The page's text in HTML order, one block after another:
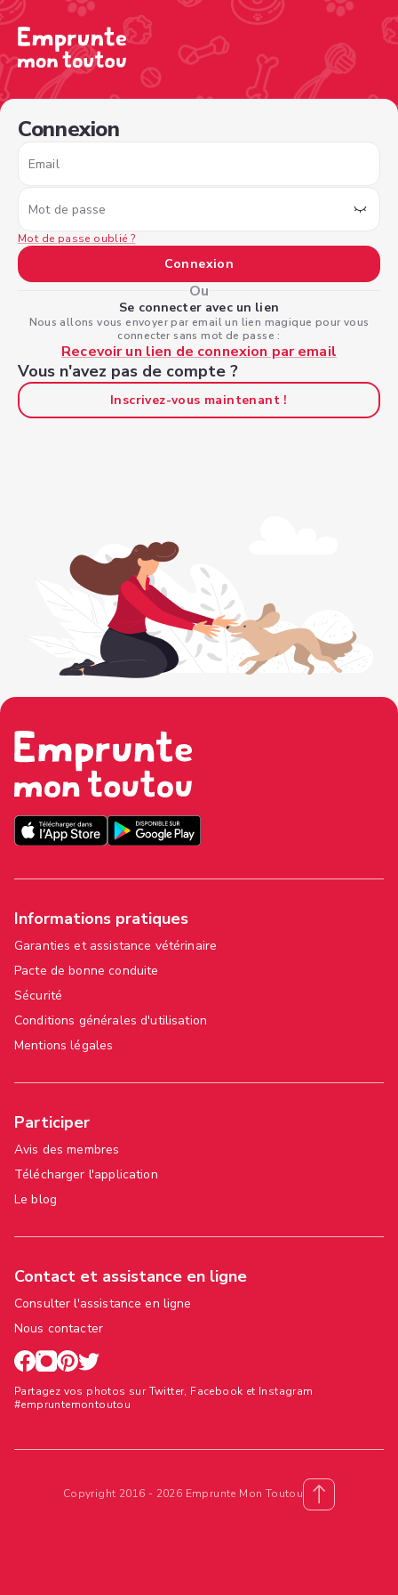
Connexion
Email
Mot de passe
Mot de passe oublié ?
Connexion
Ou
Se connecter avec un lien
Nous allons vous envoyer par email un lien magique pour vous
connecter sans mot de passe :
Recevoir un lien de connexion par email
Vous n'avez pas de compte ?
Inscrivez-vous maintenant !
Informations pratiques
Garanties et assistance vétérinaire
Pacte de bonne conduite
Sécurité
Conditions générales d'utilisation
Mentions légales
Participer
Avis des membres
Télécharger l'application
Le blog
Contact et assistance en ligne
Consulter l'assistance en ligne
Nous contacter
Partagez vos photos sur Twitter, Facebook et Instagram
#empruntemontoutou
Copyright 2016 - 2026 Emprunte Mon Toutou
/sign-in?nextPage=%2Fview-profile%2Fb13b4e1b-32ac-